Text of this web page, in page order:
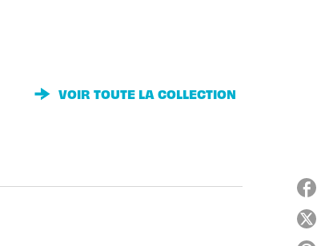
VOIR TOUTE LA COLLECTION